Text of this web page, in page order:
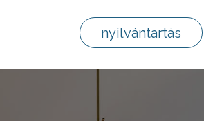
nyilvántartás